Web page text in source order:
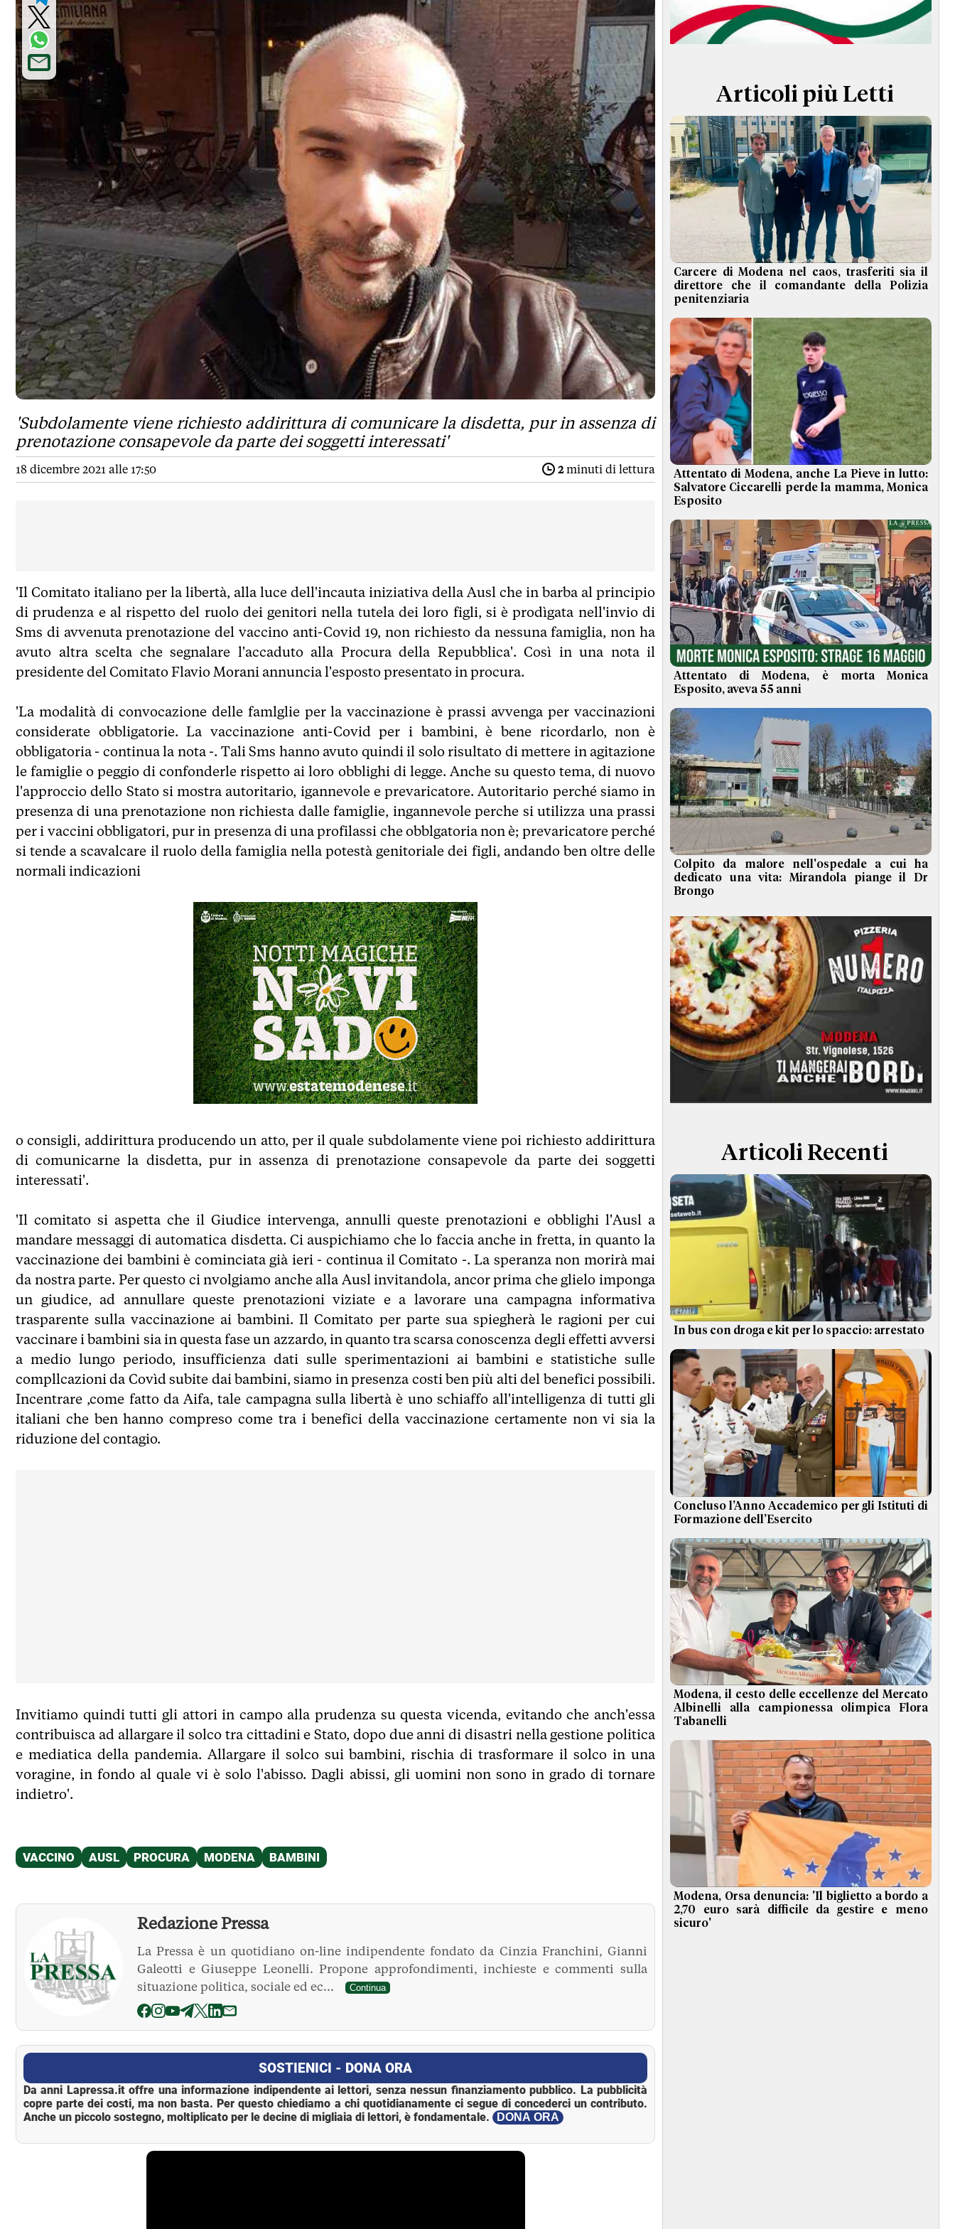
TERMINI e CONDIZIONI
'Subdolamente viene richiesto addirittura di comunicare la disdetta, pur in assenza di
prenotazione consapevole da parte dei soggetti interessati'
18 dicembre 2021 alle 17:50 2minuti di lettura
'Il Comitato italiano per la libertà, alla luce dell'incauta iniziativa della Ausl che in barba al principio
di prudenza e al rispetto del ruolo dei genitori nella tutela dei loro figli, si è prodìgata nell'invio di
Sms di avvenuta prenotazione del vaccino anti-Covid 19, non richiesto da nessuna famiglia, non ha
avuto altra scelta che segnalare l'accaduto alla Procura della Repubblica'. Così in una nota il
presidente del Comitato Flavio Morani annuncia l'esposto presentato in procura.
'La modalità di convocazione delle famlglie per la vaccinazione è prassi avvenga per vaccinazioni
considerate obbligatorie. La vaccinazione anti-Covid per i bambini, è bene ricordarlo, non è
obbligatoria - continua la nota -. Tali Sms hanno avuto quindi il solo risultato di mettere in agitazione
le famiglie o peggio di confonderle rispetto ai loro obblighi di legge. Anche su questo tema, di nuovo
l'approccio dello Stato si mostra autoritario, igannevole e prevaricatore. Autoritario perché siamo in
presenza di una prenotazione non richiesta dalle famiglie, ingannevole perche si utilizza una prassi
per i vaccini obbligatori, pur in presenza di una profilassi che obblgatoria non è; prevaricatore perché
si tende a scavalcare il ruolo della famiglia nella potestà genitoriale dei figli, andando ben oltre delle
normali indicazioni
o consigli, addirittura producendo un atto, per il quale subdolamente viene poi richiesto addirittura
di comunicarne la disdetta, pur in assenza di prenotazione consapevole da parte dei soggetti
interessati'.
'Il comitato si aspetta che il Giudice intervenga, annulli queste prenotazioni e obblighi l'Ausl a
mandare messaggi di automatica disdetta. Ci auspichiamo che lo faccia anche in fretta, in quanto la
vaccinazione dei bambini è cominciata già ieri - continua il Comitato -. La speranza non morirà mai
da nostra parte. Per questo ci nvolgiamo anche alla Ausl invitandola, ancor prima che glielo imponga
un giudice, ad annullare queste prenotazioni viziate e a lavorare una campagna informativa
trasparente sulla vaccinazione ai bambini. Il Comitato per parte sua spiegherà le ragioni per cui
vaccinare i bambini sia in questa fase un azzardo, in quanto tra scarsa conoscenza degli effetti avversi
a medio lungo periodo, insufficienza dati sulle sperimentazioni ai bambini e statistiche sulle
compllcazioni da Covìd subite dai bambini, siamo in presenza costi ben più alti del benefici possibili.
Incentrare ,come fatto da Aifa, tale campagna sulla libertà è uno schiaffo all'intelligenza di tutti gli
italiani che ben hanno compreso come tra i benefici della vaccinazione certamente non vi sia la
riduzione del contagio.
Invitiamo quindi tutti gli attori in campo alla prudenza su questa vicenda, evitando che anch'essa
contribuisca ad allargare il solco tra cittadini e Stato, dopo due anni di disastri nella gestione politica
e mediatica della pandemia. Allargare il solco sui bambini, rischia di trasformare il solco in una
voragine, in fondo al quale vi è solo l'abisso. Dagli abissi, gli uomini non sono in grado di tornare
indietro'.
Redazione Pressa
La Pressa è un quotidiano on-line indipendente fondato da Cinzia Franchini, Gianni
Galeotti e Giuseppe Leonelli. Propone approfondimenti, inchieste e commenti sulla
situazione politica, sociale ed ec...
Continua
La Pressa
SOSTIENICI - DONA ORA
Da anni Lapressa.it offre una informazione indipendente ai lettori, senza nessun finanziamento pubblico. La pubblicità
copre parte dei costi, ma non basta. Per questo chiediamo a chi quotidianamente ci segue di concederci un contributo.
Anche un piccolo sostegno, moltiplicato per le decine di migliaia di lettori, è fondamentale.
DONA ORA
Articoli più Letti
Carcere di Modena nel caos, trasferiti sia il
direttore che il comandante della Polizia
penitenziaria
Attentato di Modena, anche La Pieve in lutto:
Salvatore Ciccarelli perde la mamma, Monica
Esposito
Attentato di Modena, è morta Monica
Esposito, aveva 55 anni
Colpito da malore nell'ospedale a cui ha
dedicato una vita: Mirandola piange il Dr
Brongo
Articoli Recenti
In bus con droga e kit per lo spaccio: arrestato
Concluso l’Anno Accademico per gli Istituti di
Formazione dell’Esercito
Modena, il cesto delle eccellenze del Mercato
Albinelli alla campionessa olimpica Flora
Tabanelli
Modena, Orsa denuncia: 'Il biglietto a bordo a
2,70 euro sarà difficile da gestire e meno
sicuro'